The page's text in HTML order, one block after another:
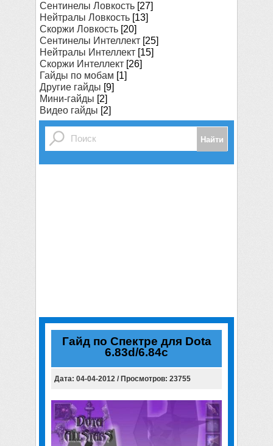
Сентинелы Ловкость [27]
Нейтралы Ловкость [13]
Скоржи Ловкость [20]
Сентинелы Интеллект [25]
Нейтралы Интеллект [15]
Скоржи Интеллект [26]
Гайды по мобам [1]
Другие гайды [9]
Мини-гайды [2]
Видео гайды [2]
Гайд по Спектре для Dota
6.83d/6.84c
Дата: 04-04-2012 / Просмотров: 23755